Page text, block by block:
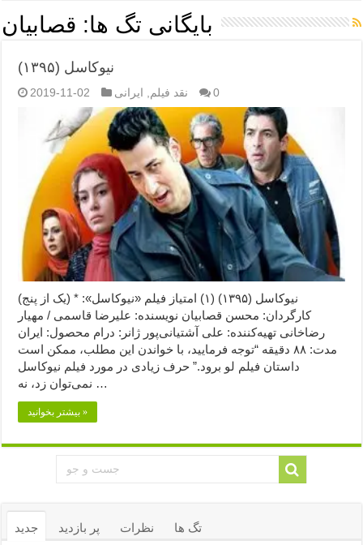
بایگانی تگ ها: قصابیان
نیوکاسل (۱۳۹۵)
2019-11-02 نقد فیلم ایرانی 0
نیوکاسل (۱۳۹۵) (۱) امتیاز فیلم «نیوکاسل»: * (یک از پنج)
کارگردان: محسن قصابیان نویسنده: علیرضا قاسمی / مهیار
رضاخانی تهیه‌کننده: علی آشتیانی‌پور ژانر: درام محصول: ایران
مدت: ۸۸ دقیقه “توجه فرمایید،‌ با خواندن این مطلب، ممکن است
داستان فیلم لو برود.” حرف زیادی در مورد فیلم نیوکاسل
نمی‌توان زد، نه …
بیشتر بخوانید »
جدید پر بازدید نظرات تگ ها